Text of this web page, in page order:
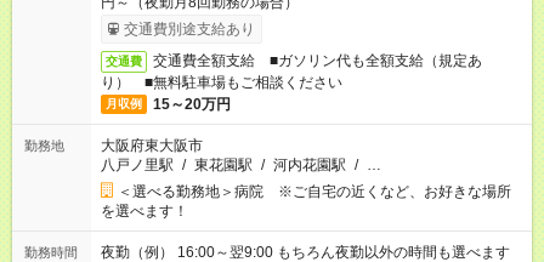
交通費別途支給あり
交通費
交通費全額支給 ■ガソリン代も全額支給（規定あ
り） ■無料駐車場もご相談ください
月収例 15～20万円
勤務地
大阪府東大阪市
八戸ノ里駅 / 東花園駅 / 河内花園駅 / …
＜選べる勤務地＞病院 ※ご自宅の近くなど、お好きな場所
を選べます！
勤務時間
夜勤（例） 16:00～翌9:00 もちろん夜勤以外の時間も選べます